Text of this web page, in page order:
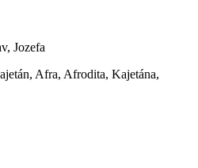
Jozefa
Afra, Afrodita, Kajetána,